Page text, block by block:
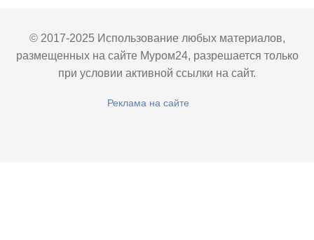
© 2017-2025 Использование любых материалов,
размещенных на сайте Муром24, разрешается только
при условии активной ссылки на сайт.
Реклама на сайте